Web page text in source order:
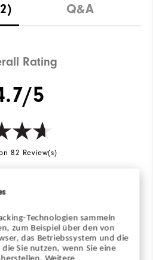
Technologien sammeln
zum Beispiel über den von
das Betriebssystem und die
Sie nutzen, wenn Sie eine
Q&A
Rating
5
82 Review(s)
SCHREIBEN